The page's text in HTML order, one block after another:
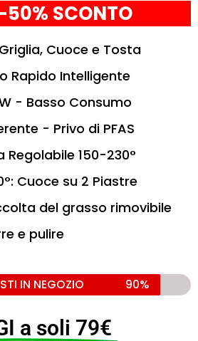
50% SCONTO
Cuoce e Tosta
Rapido Intelligente
- Basso Consumo
- Privo di PFAS
150-230°
Cuoce su 2 Piastre
del grasso rimovibile
e pulire
IN NEGOZIO 90%
a soli 79€